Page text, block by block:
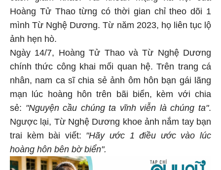
Hoàng Tử Thao từng có thời gian chỉ theo dõi 1
mình Từ Nghệ Dương. Từ năm 2023, họ liên tục lộ
ảnh hẹn hò.
Ngày 14/7, Hoàng Tử Thao và Từ Nghệ Dương
chính thức công khai mối quan hệ. Trên trang cá
nhân, nam ca sĩ chia sẻ ảnh ôm hôn bạn gái lãng
mạn lúc hoàng hôn trên bãi biển, kèm với chia
sẻ: "Nguyện cầu chúng ta vĩnh viễn là chúng ta".
Ngược lại, Từ Nghệ Dương khoe ảnh nắm tay bạn
trai kèm bài viết: "Hãy ước 1 điều ước vào lúc
hoàng hôn bên bờ biển".